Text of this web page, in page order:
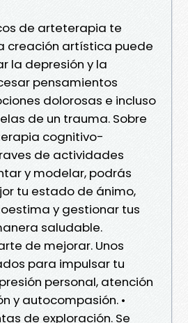
de arteterapia te
creación artística puede
la depresión y la
pensamientos
dolorosas e incluso
de un trauma. Sobre
cognitivo-
de actividades
y modelar, podrás
tu estado de ánimo,
y gestionar tus
saludable.
de mejorar. Unos
para impulsar tu
personal, atención
y autocompasión. •
de exploración. Se